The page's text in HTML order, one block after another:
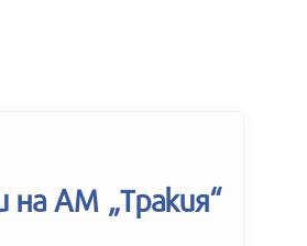
АМ „Тракия“